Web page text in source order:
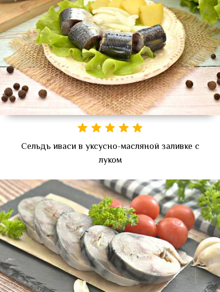
Сельдь иваси в уксусно-масляной заливке с
луком